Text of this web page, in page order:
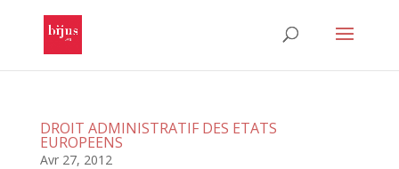
DROIT ADMINISTRATIF DES ETATS
EUROPEENS
Avr 27, 2012